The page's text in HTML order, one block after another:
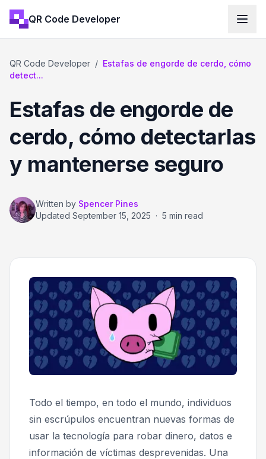
QR Code Developer
QR Code Developer / Estafas de engorde de cerdo, cómo
detect...
Estafas de engorde de
cerdo, cómo detectarlas
y mantenerse seguro
Written by Spencer Pines
Updated September 15, 2025 · 5 min read
Todo el tiempo, en todo el mundo, individuos
sin escrúpulos encuentran nuevas formas de
usar la tecnología para robar dinero, datos e
información de víctimas desprevenidas. Una